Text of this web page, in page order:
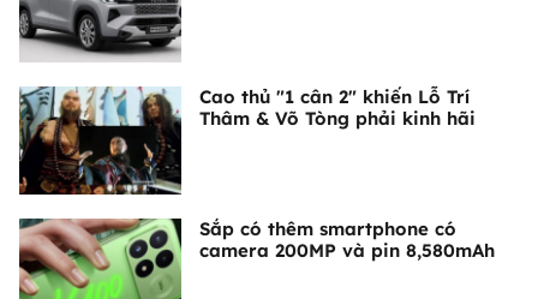
Cao thủ "1 cân 2" khiến Lỗ Trí
Thâm & Võ Tòng phải kinh hãi
Sắp có thêm smartphone có
camera 200MP và pin 8,580mAh